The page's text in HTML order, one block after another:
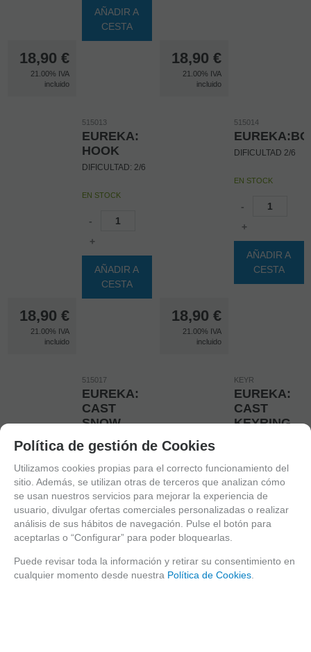
18,90 €
21.00% IVA
incluido
AÑADIR A
CESTA
18,90 €
21.00% IVA
incluido
18,90 €
21.00% IVA
incluido
515013
EUREKA:
HOOK
DIFICULTAD: 2/6
EN STOCK
-
+
AÑADIR A
CESTA
18,90 €
21.00% IVA
incluido
515014
DIFICULTAD 2/6
EN STOCK
-
+
AÑADIR A
CESTA
18,90 €
515017
EUREKA:
CAST
SNOW
REF:5150177
NIVEL DE
DIFICULTAD: 2
DE 6
-
AÑADIR A
18,90 €
KEYR
EUREKA:
CAST
KEYRING
DIFUCLTAD: 2*
EN STOCK
-
AÑADIR A
CESTA
Política de gestión de Cookies
Utilizamos cookies propias para el correcto funcionamiento del
sitio. Además, se utilizan otras de terceros que analizan cómo
se usan nuestros servicios para mejorar la experiencia de
usuario, divulgar ofertas comerciales personalizadas o realizar
análisis de sus hábitos de navegación. Pulse el botón para
aceptarlas o “Configurar” para poder bloquearlas.
Puede revisar toda la información y retirar su consentimiento en
cualquier momento desde nuestra Política de Cookies